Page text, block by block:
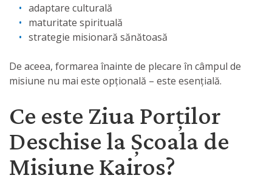
adaptare culturală
maturitate spirituală
strategie misionară sănătoasă
De aceea, formarea înainte de plecare în câmpul de
misiune nu mai este opțională – este esențială.
Ce este Ziua Porților
Deschise la Școala de
Misiune Kairos?